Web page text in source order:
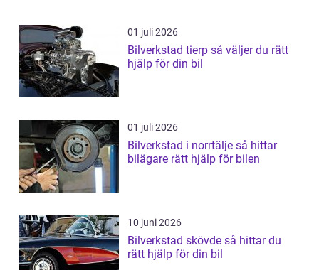
01 juli 2026
Bilverkstad tierp så väljer du rätt
hjälp för din bil
01 juli 2026
Bilverkstad i norrtälje så hittar
bilägare rätt hjälp för bilen
10 juni 2026
Bilverkstad skövde så hittar du
rätt hjälp för din bil